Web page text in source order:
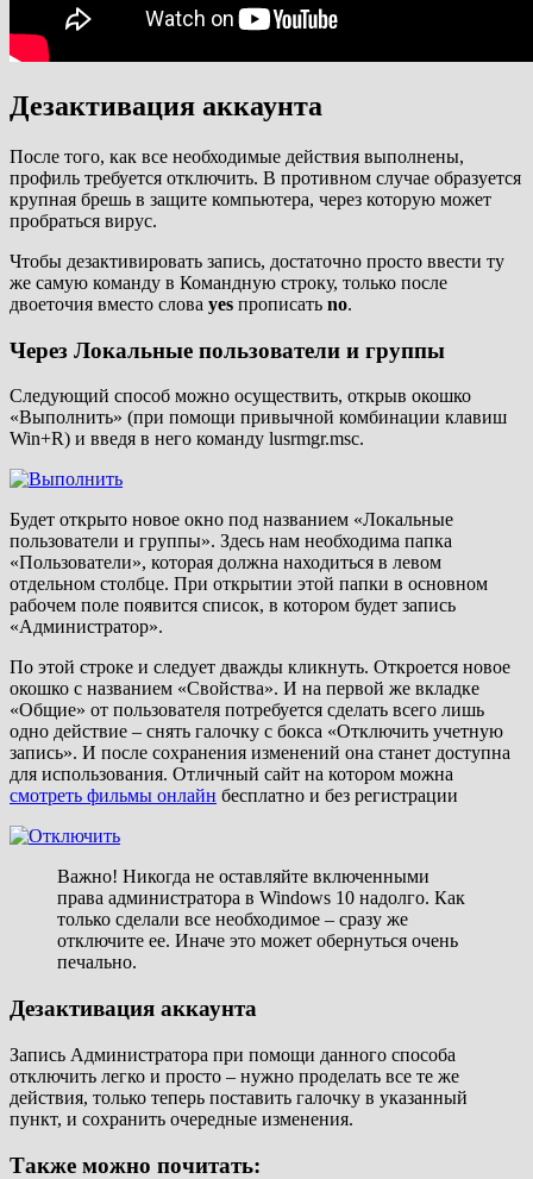
Дезактивация аккаунта
После того, как все необходимые действия выполнены,
профиль требуется отключить. В противном случае образуется
крупная брешь в защите компьютера, через которую может
пробраться вирус.
Чтобы дезактивировать запись, достаточно просто ввести ту
же самую команду в Командную строку, только после
двоеточия вместо слова yes прописать no.
Через Локальные пользователи и группы
Следующий способ можно осуществить, открыв окошко
«Выполнить» (при помощи привычной комбинации клавиш
Win+R) и введя в него команду lusrmgr.msc.
Будет открыто новое окно под названием «Локальные
пользователи и группы». Здесь нам необходима папка
«Пользователи», которая должна находиться в левом
отдельном столбце. При открытии этой папки в основном
рабочем поле появится список, в котором будет запись
«Администратор».
По этой строке и следует дважды кликнуть. Откроется новое
окошко с названием «Свойства». И на первой же вкладке
«Общие» от пользователя потребуется сделать всего лишь
одно действие – снять галочку с бокса «Отключить учетную
запись». И после сохранения изменений она станет доступна
для использования. Отличный сайт на котором можна
смотреть фильмы онлайн бесплатно и без регистрации
Важно! Никогда не оставляйте включенными
права администратора в Windows 10 надолго. Как
только сделали все необходимое – сразу же
отключите ее. Иначе это может обернуться очень
печально.
Дезактивация аккаунта
Запись Администратора при помощи данного способа
отключить легко и просто – нужно проделать все те же
действия, только теперь поставить галочку в указанный
пункт, и сохранить очередные изменения.
Также можно почитать: